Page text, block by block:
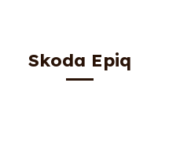
Skoda Epiq